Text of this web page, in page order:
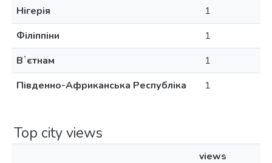
Нігерія
1
Філіппіни
1
Вʼєтнам
1
Південно-Африканська Республіка
1
Top city views
views